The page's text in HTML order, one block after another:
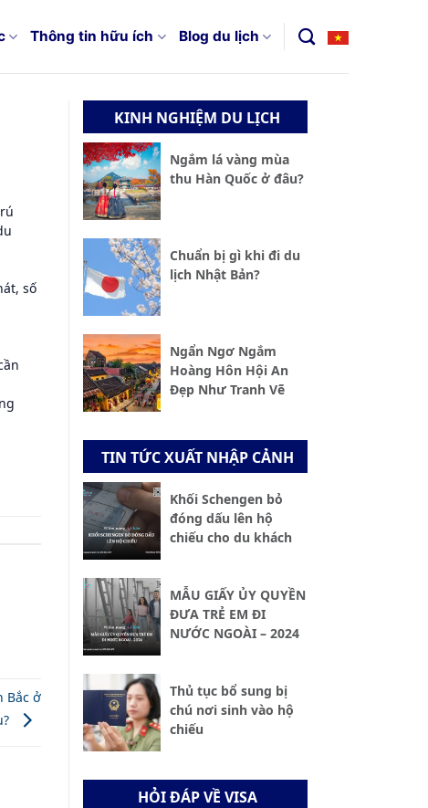
Thông tin hữu ích Blog du lịch
số
Bắc ở
KINH NGHIỆM DU LỊCH
Ngắm lá vàng mùa
thu Hàn Quốc ở đâu?
Chuẩn bị gì khi đi du
lịch Nhật Bản?
Ngẩn Ngơ Ngắm
Hoàng Hôn Hội An
Đẹp Như Tranh Vẽ
TIN TỨC XUẤT NHẬP CẢNH
Khối Schengen bỏ
đóng dấu lên hộ
chiếu cho du khách
MẪU GIẤY ỦY QUYỀN
ĐƯA TRẺ EM ĐI
NƯỚC NGOÀI – 2024
Thủ tục bổ sung bị
chú nơi sinh vào hộ
chiếu
HỎI ĐÁP VỀ VISA